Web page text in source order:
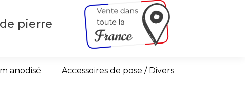
pierre
anodisé Accessoires de pose / Divers